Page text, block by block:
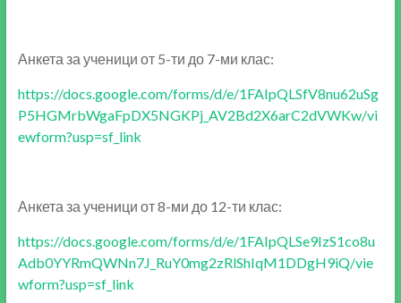
Анкета за ученици от 5-ти до 7-ми клас:
https://docs.google.com/forms/d/e/1FAIpQLSfV8nu62uSg
P5HGMrbWgaFpDX5NGKPj_AV2Bd2X6arC2dVWKw/vi
ewform?usp=sf_link
Анкета за ученици от 8-ми до 12-ти клас:
https://docs.google.com/forms/d/e/1FAIpQLSe9IzS1co8u
Adb0YYRmQWNn7J_RuY0mg2zRlShIqM1DDgH9iQ/vie
wform?usp=sf_link